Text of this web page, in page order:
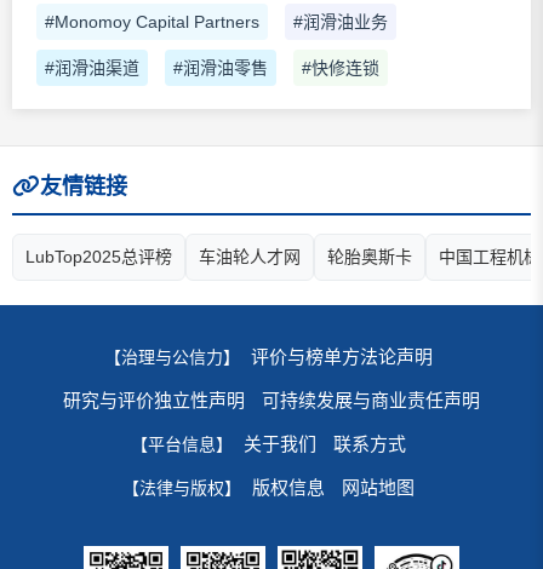
#Monomoy Capital Partners #润滑油业务
#润滑油渠道 #润滑油零售 #快修连锁
友情链接
LubTop2025总评榜 车油轮人才网 轮胎奥斯卡 中国工程机
【治理与公信力】 评价与榜单方法论声明
研究与评价独立性声明 可持续发展与商业责任声明
【平台信息】 关于我们 联系方式
【法律与版权】 版权信息 网站地图